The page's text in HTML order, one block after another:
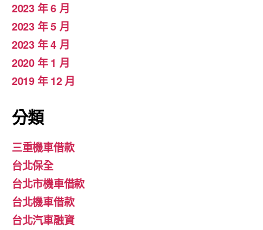
2023 年 6 月
2023 年 5 月
2023 年 4 月
2020 年 1 月
2019 年 12 月
分類
三重機車借款
台北保全
台北市機車借款
台北機車借款
台北汽車融資